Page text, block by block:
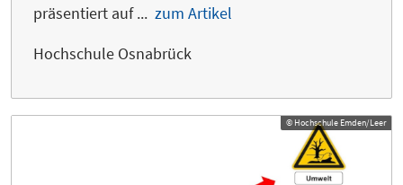
präsentiert auf ... zum Artikel
Hochschule Osnabrück
© Hochschule Emden/Leer